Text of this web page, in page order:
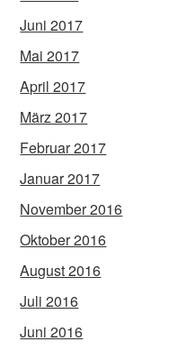
Juni 2017
Mai 2017
April 2017
März 2017
Februar 2017
Januar 2017
November 2016
Oktober 2016
August 2016
Juli 2016
Juni 2016